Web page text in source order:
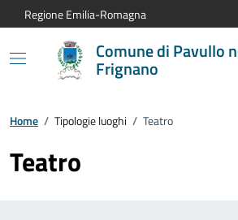
Vai al contenuto principale
Vai alla navigazione del sito
Vai al piede di pagina
Regione Emilia-Romagna
Comune di Pavullo
Frignano
Home / Tipologie luoghi / Teatro
Teatro